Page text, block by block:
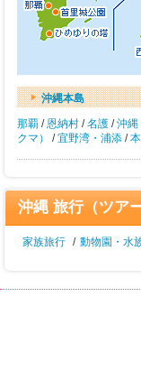
沖縄本島
那覇 /恩納村 /名護 /沖縄
クマ）
/宜野湾・浦添 /
沖縄 旅行（ツア
家族旅行 / 動物園・水